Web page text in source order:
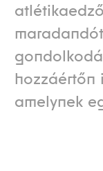
hozzáértőn
amelynek